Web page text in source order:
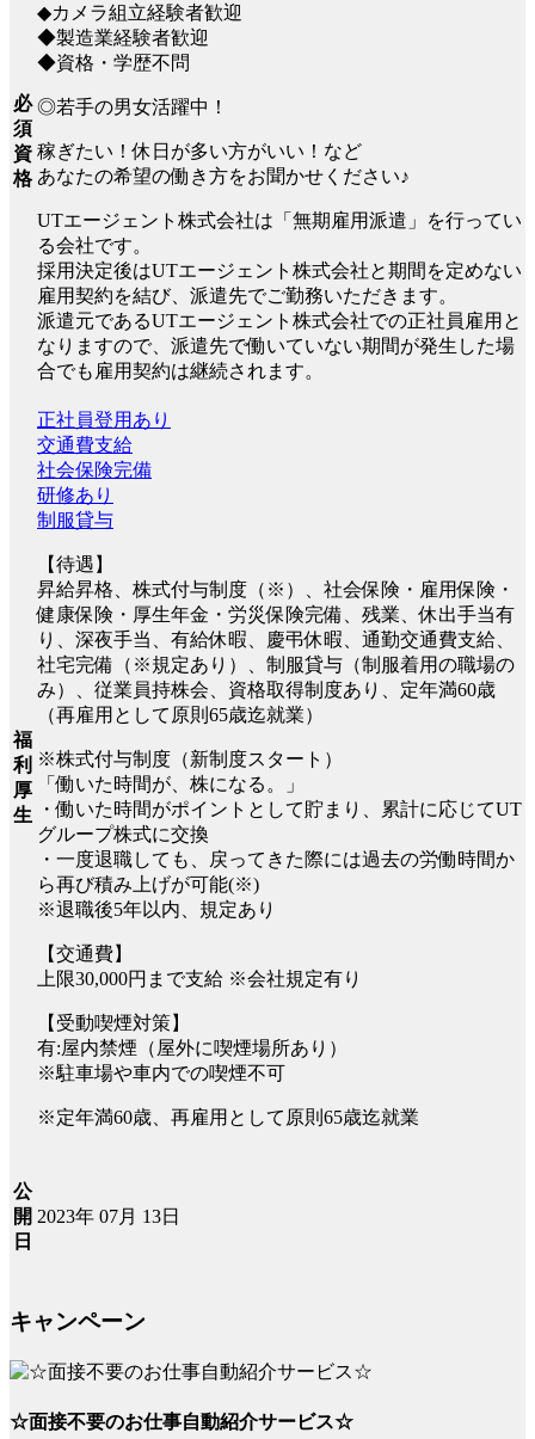
必
須
資
格
◆カメラ組立経験者歓迎
◆製造業経験者歓迎
◆資格・学歴不問
◎若手の男女活躍中！
稼ぎたい！休日が多い方がいい！など
あなたの希望の働き方をお聞かせください♪
UTエージェント株式会社は「無期雇用派遣」を行ってい
る会社です。
採用決定後はUTエージェント株式会社と期間を定めない
雇用契約を結び、派遣先でご勤務いただきます。
派遣元であるUTエージェント株式会社での正社員雇用と
なりますので、派遣先で働いていない期間が発生した場
合でも雇用契約は継続されます。
福
利
厚
生
正社員登用あり
交通費支給
社会保険完備
研修あり
制服貸与
【待遇】
昇給昇格、株式付与制度（※）、社会保険・雇用保険・
健康保険・厚生年金・労災保険完備、残業、休出手当有
り、深夜手当、有給休暇、慶弔休暇、通勤交通費支給、
社宅完備（※規定あり）、制服貸与（制服着用の職場の
み）、従業員持株会、資格取得制度あり、定年満60歳
（再雇用として原則65歳迄就業）
※株式付与制度（新制度スタート）
「働いた時間が、株になる。」
・働いた時間がポイントとして貯まり、累計に応じてUT
グループ株式に交換
・一度退職しても、戻ってきた際には過去の労働時間か
ら再び積み上げが可能(※)
※退職後5年以内、規定あり
【交通費】
上限30,000円まで支給 ※会社規定有り
【受動喫煙対策】
有:屋内禁煙（屋外に喫煙場所あり）
※駐車場や車内での喫煙不可
※定年満60歳、再雇用として原則65歳迄就業
公
開
日
2023年 07月 13日
キャンペーン
☆面接不要のお仕事自動紹介サービス☆